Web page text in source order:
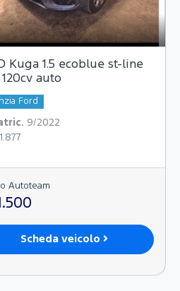
Kuga 1.5 ecoblue st-line
auto
Ford
9/2022
Autoteam
Scheda veicolo